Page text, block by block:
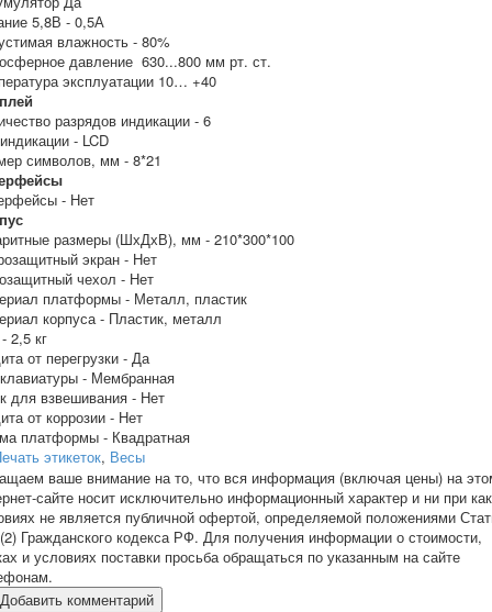
5,8В - 0,5А
влажность - 80%
давление 630...800 мм рт. ст.
эксплуатации 10… +40
разрядов индикации - 6
- LCD
символов, мм - 8*21
- Нет
размеры (ШхДхВ), мм - 210*300*100
экран - Нет
чехол - Нет
платформы - Металл, пластик
корпуса - Пластик, металл
2,5 кг
от перегрузки - Да
- Мембранная
для взвешивания - Нет
от коррозии - Нет
платформы - Квадратная
этикеток, Весы
ваше внимание на то, что вся информация (включая цены) на
сайте носит исключительно информационный характер и ни при
не является публичной офертой, определяемой положениями
Гражданского кодекса РФ. Для получения информации о стоимости,
и условиях поставки просьба обращаться по указанным на сайте
Добавить комментарий